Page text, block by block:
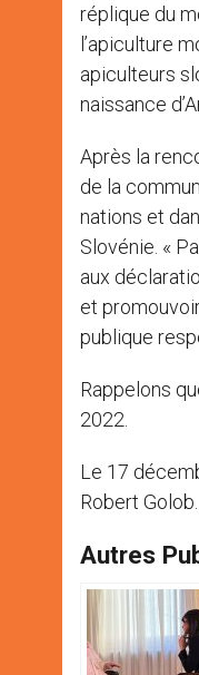
réplique du
l’apiculture
apiculteurs
naissance
Après la
de la
nations et
Slovénie. «
aux
et
publique
Rappelons
2022.
Le 17
Robert Golob.
Autres